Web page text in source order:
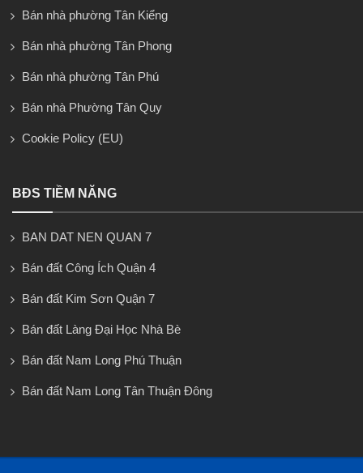
Bán nhà phường Tân Kiểng
Bán nhà phường Tân Phong
Bán nhà phường Tân Phú
Bán nhà Phường Tân Quy
Cookie Policy (EU)
BĐS TIỀM NĂNG
BAN DAT NEN QUAN 7
Bán đất Công Ích Quận 4
Bán đất Kim Sơn Quận 7
Bán đất Làng Đại Học Nhà Bè
Bán đất Nam Long Phú Thuận
Bán đất Nam Long Tân Thuận Đông